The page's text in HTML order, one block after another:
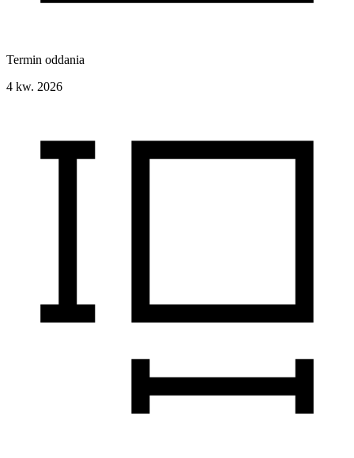
Termin oddania
4 kw. 2026